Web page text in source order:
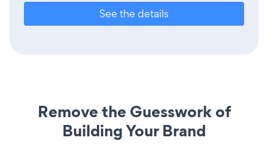
See the details
Remove the Guesswork of
Building Your Brand